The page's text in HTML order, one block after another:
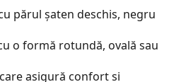
părul șaten deschis, negru
o formă rotundă, ovală sau
asigură confort si